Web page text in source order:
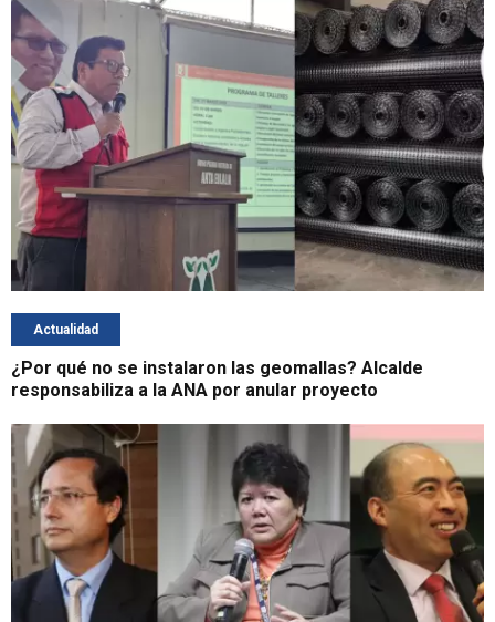
Actualidad
¿Por qué no se instalaron las geomallas? Alcalde
responsabiliza a la ANA por anular proyecto